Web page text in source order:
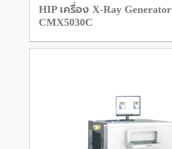
HIP เครื่อง X-Ray Generator
CMX5030C